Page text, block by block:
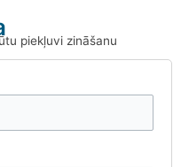
piekļuvi zināšanu